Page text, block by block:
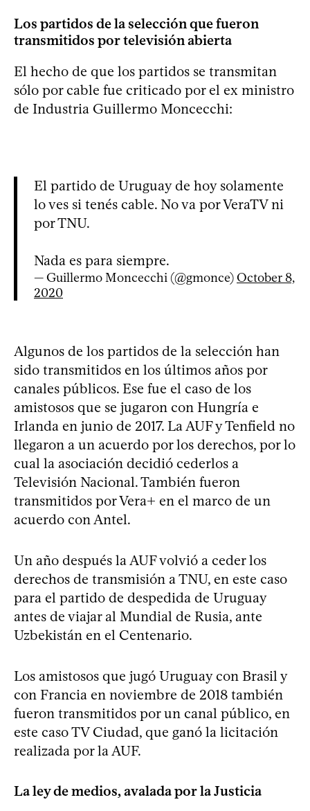
Los partidos de la selección que fueron
transmitidos por televisión abierta
El hecho de que los partidos se transmitan
sólo por cable fue criticado por el ex ministro
de Industria Guillermo Moncecchi:
El partido de Uruguay de hoy solamente
lo ves si tenés cable. No va por VeraTV ni
por TNU.
Nada es para siempre.
— Guillermo Moncecchi (@gmonce)October 8,
2020
Algunos de los partidos de la selección han
sido transmitidos en los últimos años por
canales públicos. Ese fue el caso de los
amistosos que se jugaron con Hungría e
Irlanda en junio de 2017. La AUF y Tenfield no
llegaron a un acuerdo por los derechos, por lo
cual la asociación decidió cederlos a
Televisión Nacional. También fueron
transmitidos por Vera+ en el marco de un
acuerdo con Antel.
Un año después la AUF volvió a ceder los
derechos de transmisión a TNU, en este caso
para el partido de despedida de Uruguay
antes de viajar al Mundial de Rusia, ante
Uzbekistán en el Centenario.
Los amistosos que jugó Uruguay con Brasil y
con Francia en noviembre de 2018 también
fueron transmitidos por un canal público, en
este caso TV Ciudad, que ganó la licitación
realizada por la AUF.
La ley de medios, avalada por la Justicia